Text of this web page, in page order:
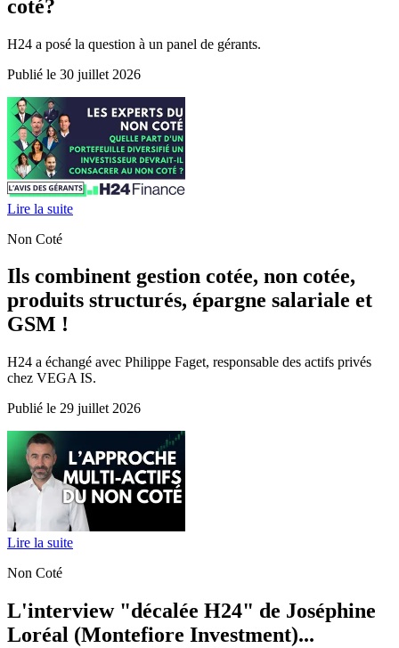
coté?
H24 a posé la question à un panel de gérants.
Publié le 30 juillet 2026
Lire la suite
Non Coté
Ils combinent gestion cotée, non cotée,
produits structurés, épargne salariale et
GSM !
H24 a échangé avec Philippe Faget, responsable des actifs privés
chez VEGA IS.
Publié le 29 juillet 2026
Lire la suite
Non Coté
L'interview "décalée H24" de Joséphine
Loréal (Montefiore Investment)...